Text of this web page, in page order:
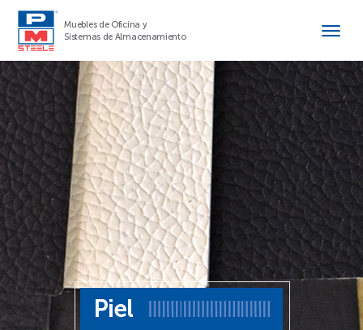
Muebles de Oficina y
Sistemas de Almacenamiento
Piel